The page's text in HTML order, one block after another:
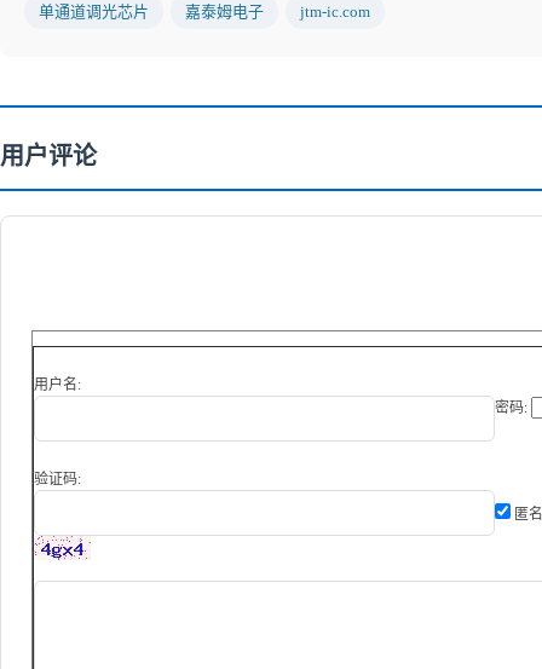
单通道调光芯片 嘉泰姆电子 jtm-ic.com
用户评论
用户名:
密码:
验证码:
匿